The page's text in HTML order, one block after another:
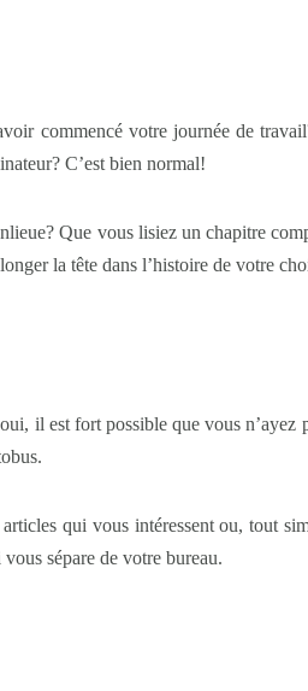
commencé votre journée de
C’est bien normal!
Que vous lisiez un chapitre
la tête dans l’histoire de votre
il est fort possible que vous n’ayez
qui vous intéressent ou, tout
sépare de votre bureau.